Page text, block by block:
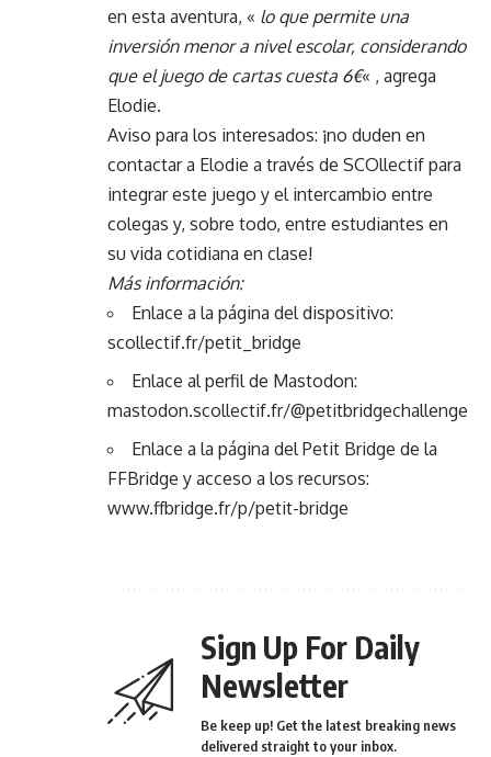
en esta aventura, « lo que permite una
inversión menor a nivel escolar, considerando
que el juego de cartas cuesta 6€« , agrega
Elodie.
Aviso para los interesados: ¡no duden en
contactar a Elodie a través de SCOllectif para
integrar este juego y el intercambio entre
colegas y, sobre todo, entre estudiantes en
su vida cotidiana en clase!
Más información:
Enlace a la página del dispositivo:
scollectif.fr/petit_bridge
Enlace al perfil de Mastodon:
mastodon.scollectif.fr/@petitbridgechallenge
Enlace a la página del Petit Bridge de la
FFBridge y acceso a los recursos:
www.ffbridge.fr/p/petit-bridge
Sign Up For Daily
Newsletter
Be keep up! Get the latest breaking news
delivered straight to your inbox.